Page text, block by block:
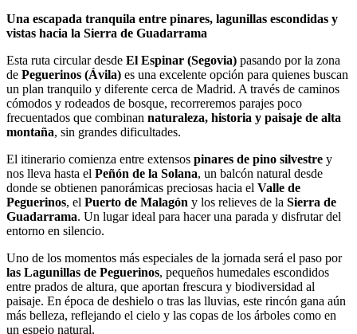
Una escapada tranquila entre pinares, lagunillas escondidas y
vistas hacia la Sierra de Guadarrama
Esta ruta circular desde El Espinar (Segovia) pasando por la zona
de Peguerinos (Ávila) es una excelente opción para quienes buscan
un plan tranquilo y diferente cerca de Madrid. A través de caminos
cómodos y rodeados de bosque, recorreremos parajes poco
frecuentados que combinan naturaleza, historia y paisaje de alta
montaña, sin grandes dificultades.
El itinerario comienza entre extensos pinares de pino silvestre y
nos lleva hasta el Peñón de la Solana, un balcón natural desde
donde se obtienen panorámicas preciosas hacia el Valle de
Peguerinos, el Puerto de Malagón y los relieves de la Sierra de
Guadarrama. Un lugar ideal para hacer una parada y disfrutar del
entorno en silencio.
Uno de los momentos más especiales de la jornada será el paso por
las Lagunillas de Peguerinos, pequeños humedales escondidos
entre prados de altura, que aportan frescura y biodiversidad al
paisaje. En época de deshielo o tras las lluvias, este rincón gana aún
más belleza, reflejando el cielo y las copas de los árboles como en
un espejo natural.